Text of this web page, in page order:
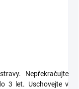
Nepřekračujte
3 let. Uschovejte v